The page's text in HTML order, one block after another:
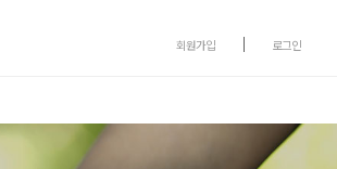
회원가입 로그인